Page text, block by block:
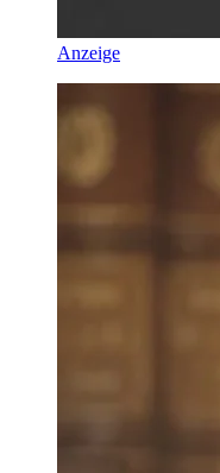
Anzeige